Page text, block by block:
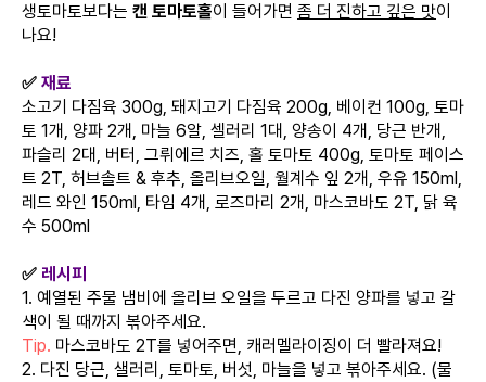
생토마토보다는 캔 토마토홀이 들어가면 좀 더 진하고 깊은 맛이
나요!
✅ 재료
소고기 다짐육 300g, 돼지고기 다짐육 200g, 베이컨 100g, 토마
토 1개, 양파 2개, 마늘 6알, 셀러리 1대, 양송이 4개, 당근 반개,
파슬리 2대, 버터, 그뤼에르 치즈, 홀 토마토 400g, 토마토 페이스
트 2T, 허브솔트 & 후추, 올리브오일, 월계수 잎 2개, 우유 150ml,
레드 와인 150ml, 타임 4개, 로즈마리 2개, 마스코바도 2T, 닭 육
수 500ml
✅ 레시피
1. 예열된 주물 냄비에 올리브 오일을 두르고 다진 양파를 넣고 갈
색이 될 때까지 볶아주세요.
Tip. 마스코바도 2T를 넣어주면, 캐러멜라이징이 더 빨라져요!
2. 다진 당근, 샐러리, 토마토, 버섯, 마늘을 넣고 볶아주세요. (물